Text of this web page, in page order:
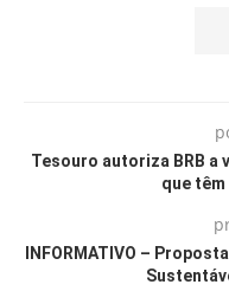
Tesouro autoriza BRB
que
INFORMATIVO –